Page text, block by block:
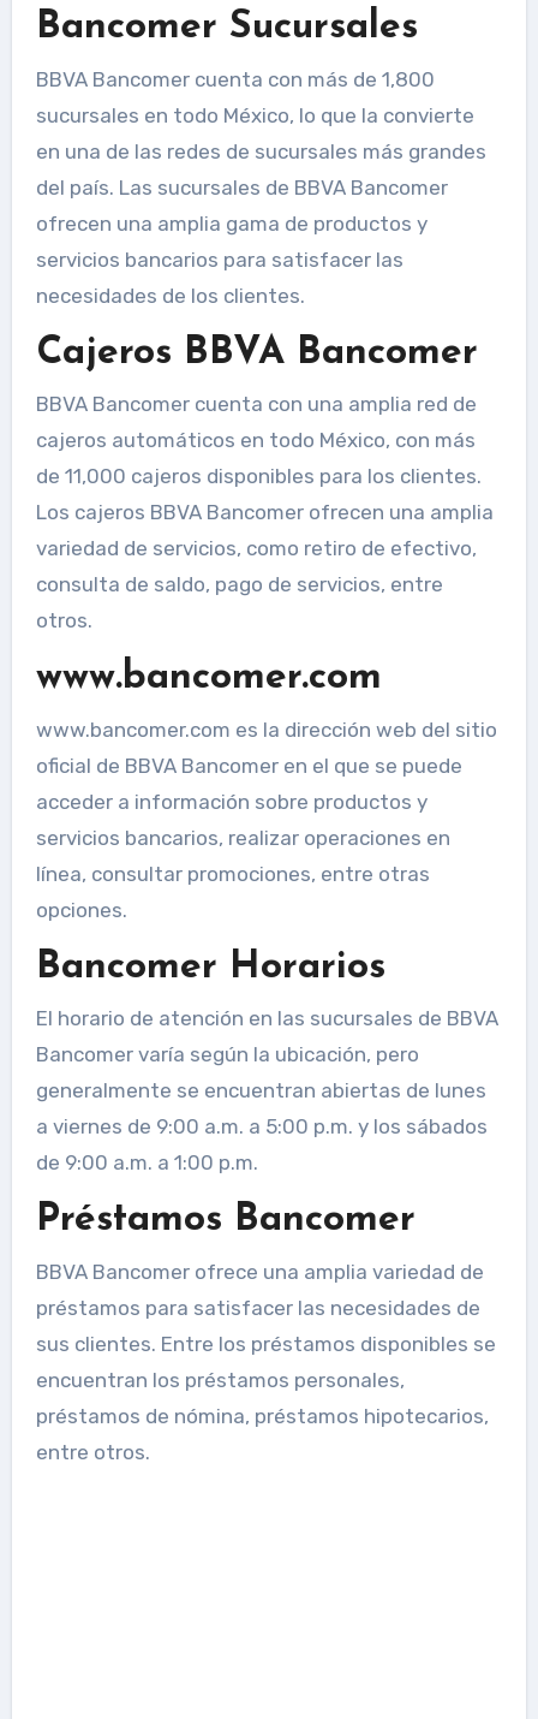
Bancomer Sucursales
BBVA Bancomer cuenta con más de 1,800
sucursales en todo México, lo que la convierte
en una de las redes de sucursales más grandes
del país. Las sucursales de BBVA Bancomer
ofrecen una amplia gama de productos y
servicios bancarios para satisfacer las
necesidades de los clientes.
Cajeros BBVA Bancomer
BBVA Bancomer cuenta con una amplia red de
cajeros automáticos en todo México, con más
de 11,000 cajeros disponibles para los clientes.
Los cajeros BBVA Bancomer ofrecen una amplia
variedad de servicios, como retiro de efectivo,
consulta de saldo, pago de servicios, entre
otros.
www.bancomer.com
www.bancomer.com es la dirección web del sitio
oficial de BBVA Bancomer en el que se puede
acceder a información sobre productos y
servicios bancarios, realizar operaciones en
línea, consultar promociones, entre otras
opciones.
Bancomer Horarios
El horario de atención en las sucursales de BBVA
Bancomer varía según la ubicación, pero
generalmente se encuentran abiertas de lunes
a viernes de 9:00 a.m. a 5:00 p.m. y los sábados
de 9:00 a.m. a 1:00 p.m.
Préstamos Bancomer
BBVA Bancomer ofrece una amplia variedad de
préstamos para satisfacer las necesidades de
sus clientes. Entre los préstamos disponibles se
encuentran los préstamos personales,
préstamos de nómina, préstamos hipotecarios,
entre otros.